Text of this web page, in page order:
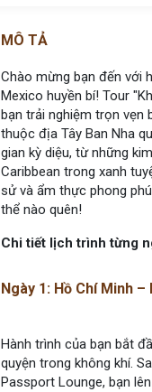
MÔ TẢ
Chào mừng bạn đến với
Mexico huyền bí! Tour
bạn trải nghiệm trọn vẹn
thuộc địa Tây Ban Nha
gian kỳ diệu, từ những
Caribbean trong xanh
sử và ẩm thực phong
thể nào quên!
Chi tiết lịch trình từng
Ngày 1: Hồ Chí Minh
Hành trình của bạn bắt
quyện trong không khí.
Passport Lounge, bạn